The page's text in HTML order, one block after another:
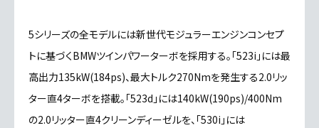
5シリーズの全モデルには新世代モジュラーエンジンコンセプ
トに基づくBMWツインパワーターボを採用する。「523i」には最
高出力135kW(184ps)、最大トルク270Nmを発生する2.0リッ
ター直4ターボを搭載。「523d」には140kW(190ps)/400Nm
の2.0リッター直4クリーンディーゼルを、「530i」には